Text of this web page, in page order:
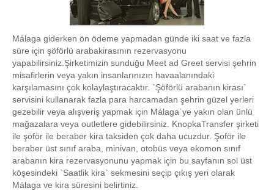
Málaga giderken ön ödeme yapmadan günde iki saat ve fazla
süre için şöförlü arabakirasının rezervasyonu
yapabilirsiniz.Şirketimizin sunduğu Meet ad Greet servisi şehrin
misafirlerin veya yakın insanlarınızın havaalanındaki
karşılamasını çok kolaylaştıracaktır. `Şöförlü arabanın kirası`
servisini kullanarak fazla para harcamadan şehrin güzel yerleri
gezebilir veya alışveriş yapmak için Málaga`ye yakın olan ünlü
mağazalara veya outletlere gidebilirsiniz. KnopkaTransfer şirketi
ile şöför ile beraber kira taksiden çok daha ucuzdur. Şoför ile
beraber üst sınıf araba, minivan, otobüs veya ekomon sınıf
arabanın kira rezervasyonunu yapmak için bu sayfanın sol üst
köşesindeki `Saatlik kira` sekmesini seçip çıkış yeri olarak
Málaga ve kira süresini belirtiniz.